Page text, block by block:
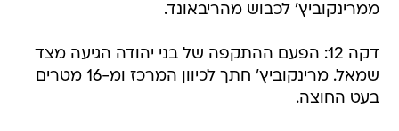
ממרינקוביץ' לכבוש מהריבאונד.
דקה 12: הפעם ההתקפה של בני יהודה הגיעה מצד
שמאל. מרינקוביץ' חתך לכיוון המרכז ומ-16 מטרים
בעט החוצה.